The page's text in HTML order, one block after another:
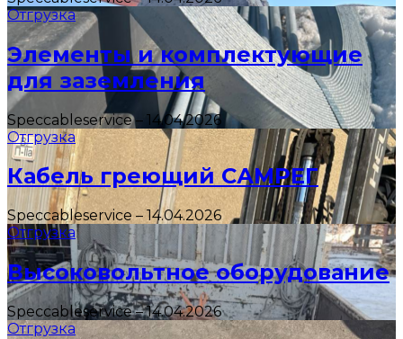
Отгрузка
Элементы и комплектующие
для заземления
Speccableservice– 14.04.2026
Отгрузка
Кабель греющий САМРЕГ
Speccableservice– 14.04.2026
Отгрузка
Высоковольтное оборудование
Speccableservice–14.04.2026
Отгрузка